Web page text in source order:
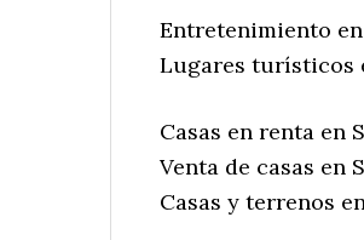
Entretenimiento en
Lugares turísticos
Casas en renta en
Venta de casas en
Casas y terrenos